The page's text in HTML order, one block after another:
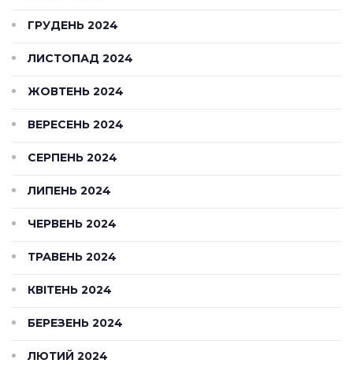
ГРУДЕНЬ 2024
ЛИСТОПАД 2024
ЖОВТЕНЬ 2024
ВЕРЕСЕНЬ 2024
СЕРПЕНЬ 2024
ЛИПЕНЬ 2024
ЧЕРВЕНЬ 2024
ТРАВЕНЬ 2024
КВІТЕНЬ 2024
БЕРЕЗЕНЬ 2024
ЛЮТИЙ 2024